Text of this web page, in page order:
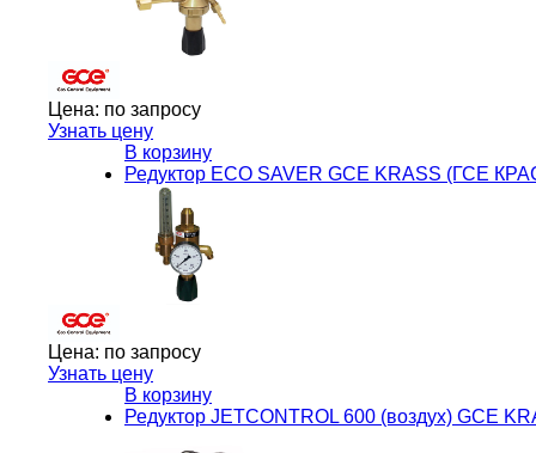
Цена: по запросу
Узнать цену
В корзину
Редуктор ECO SAVER GCE KRASS (ГСЕ
Цена: по запросу
Узнать цену
В корзину
Редуктор JETCONTROL 600 (воздух) GCE